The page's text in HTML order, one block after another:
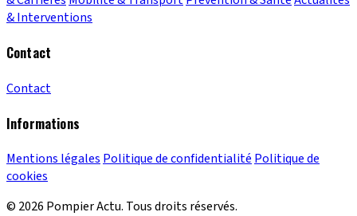
& Interventions
Contact
Contact
Informations
Mentions légales Politique de confidentialité Politique de
cookies
© 2026 Pompier Actu. Tous droits réservés.